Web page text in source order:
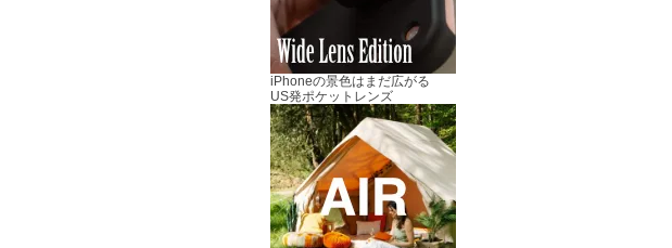
iPhoneの景色はまだ広がる
US発ポケットレンズ